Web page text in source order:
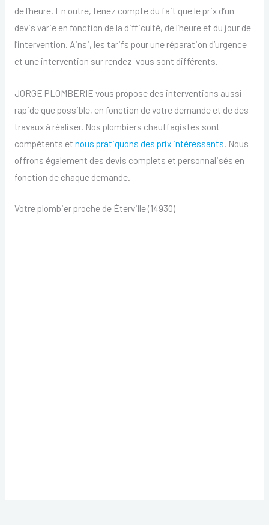
de l’heure. En outre, tenez compte du fait que le prix d’un
devis varie en fonction de la difficulté, de l’heure et du jour de
l’intervention. Ainsi, les tarifs pour une réparation d’urgence
et une intervention sur rendez-vous sont différents.
JORGE PLOMBERIE vous propose des interventions aussi
rapide que possible, en fonction de votre demande et de des
travaux à réaliser. Nos plombiers chauffagistes sont
compétents et nous pratiquons des prix intéressants . Nous
offrons également des devis complets et personnalisés en
fonction de chaque demande.
Votre plombier proche de Éterville (14930)